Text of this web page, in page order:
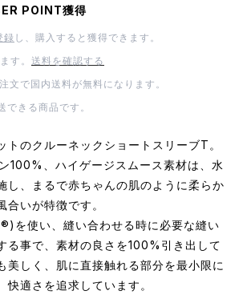
POINT獲得
録 し、購入すると獲得できます。
す。 送料を確認する
で国内送料が無料になります。
できる商品です。
トのクルーネックショートスリーブT。
100%、ハイゲージスムース素材は、水
し、まるで赤ちゃんの肌のように柔らか
合いが特徴です。
を使い、縫い合わせる時に必要な縫い
る事で、素材の良さを100%引き出して
美しく、肌に直接触れる部分を最小限に
快適さを追求しています。